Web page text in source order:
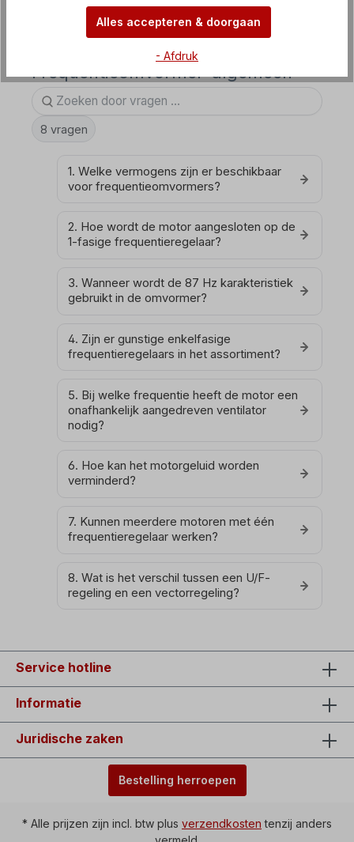
Gelijkstroombesturingseenheid
Frequentieomvormer-algemeen
8 vragen
1. Welke vermogens zijn er beschikbaar
voor frequentieomvormers?
2. Hoe wordt de motor aangesloten op de
1-fasige frequentieregelaar?
3. Wanneer wordt de 87 Hz karakteristiek
gebruikt in de omvormer?
4. Zijn er gunstige enkelfasige
frequentieregelaars in het assortiment?
5. Bij welke frequentie heeft de motor een
onafhankelijk aangedreven ventilator
nodig?
6. Hoe kan het motorgeluid worden
verminderd?
7. Kunnen meerdere motoren met één
frequentieregelaar werken?
8. Wat is het verschil tussen een U/F-
regeling en een vectorregeling?
Service hotline
Informatie
Juridische zaken
Bestelling herroepen
* Alle prijzen zijn incl. btw plus verzendkosten tenzij anders
Alles accepteren & doorgaan
- Afdruk